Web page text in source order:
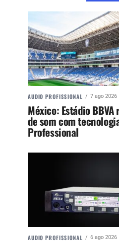
AUDIO PROFISSIONAL 7 ago 2026
México: Estádio
de som com
Professional
AUDIO PROFISSIONAL 6 ago 2026